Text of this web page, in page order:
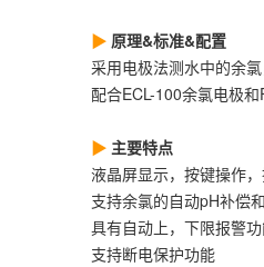
原理&标准&配置
采用电极法测水中的余
配合ECL-100余氯电极
主要特点
液晶屏显示，按键操作
支持余氯的自动pH补偿
具有自动上，下限报警
支持断电保护功能